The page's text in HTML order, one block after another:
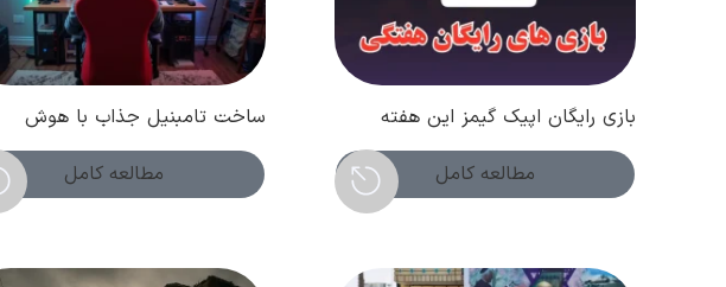
بازی رایگان اپیک گیمز این هفته
چیست؟ (هفته اول دی 1404)
مطالعه کامل
ساخت تامبنیل جذاب با هوش
مصنوعی و کسب درآمد دلاری (
فروردین 1404 )
مطالعه کامل